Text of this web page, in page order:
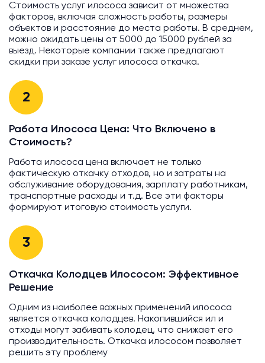
Стоимость услуг илососа зависит от множества
факторов, включая сложность работы, размеры
объектов и расстояние до места работы. В среднем,
можно ожидать цены от 5000 до 15000 рублей за
выезд. Некоторые компании также предлагают
скидки при заказе услуг илососа откачка.
2
Работа Илососа Цена: Что Включено в
Стоимость?
Работа илососа цена включает не только
фактическую откачку отходов, но и затраты на
обслуживание оборудования, зарплату работникам,
транспортные расходы и т.д. Все эти факторы
формируют итоговую стоимость услуги.
3
Откачка Колодцев Илососом: Эффективное
Решение
Одним из наиболее важных применений илососа
является откачка колодцев. Накопившийся ил и
отходы могут забивать колодец, что снижает его
производительность. Откачка илососом позволяет
решить эту проблему